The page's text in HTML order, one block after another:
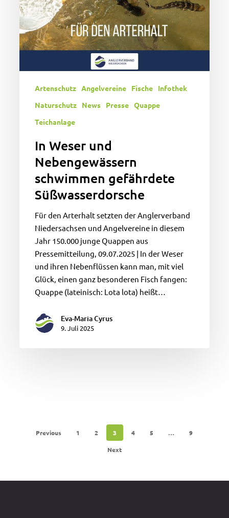
Artenschutz Angelvereine Fische
Infothek
Naturschutz
News Presse Quappe
Teichanlage
In Weser und
Nebengewässern
schwimmen gefährdete
Süßwasserdorsche
Für den Arterhalt setzten der Anglerverband
Niedersachsen und Angelvereine in diesem
Jahr 150.000 junge Quappen aus
Pressemitteilung, 09.07.2025 | In der Weser
und ihren Nebenflüssen kann man, mit viel
Glück, einen ganz besonderen Fisch fangen:
Quappe (lateinisch: Lota lota) heißt…
Eva-Maria Cyrus
9. Juli 2025
Previous 1 2 3 4 5 … 9
Next